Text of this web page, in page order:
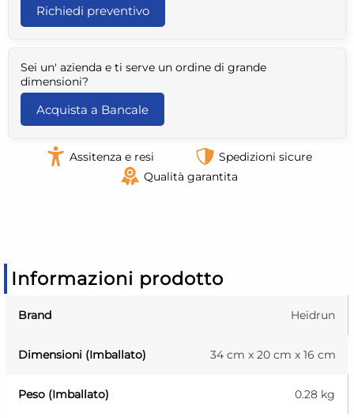
Richiedi preventivo
Sei un' azienda e ti serve un ordine di grande
dimensioni?
Acquista a Bancale
Assitenza e resi
Spedizioni sicure
Qualità garantita
Informazioni prodotto
Brand Heidrun
Dimensioni (Imballato) 34 cm x 20 cm x 16 cm
Peso (Imballato) 0.28 kg